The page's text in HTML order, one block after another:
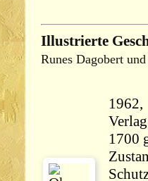
Illustrierte
Runes Dagobert
1962,
Verlag,,,
1700